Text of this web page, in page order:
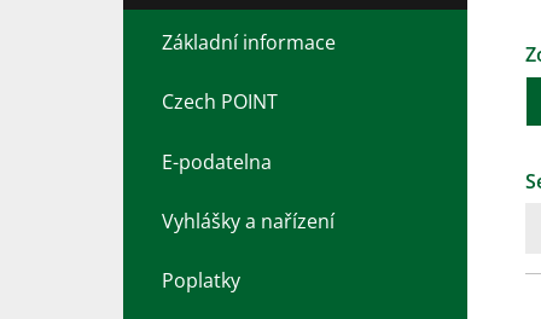
Základní informace
Czech POINT
E-podatelna
Vyhlášky a nařízení
Poplatky